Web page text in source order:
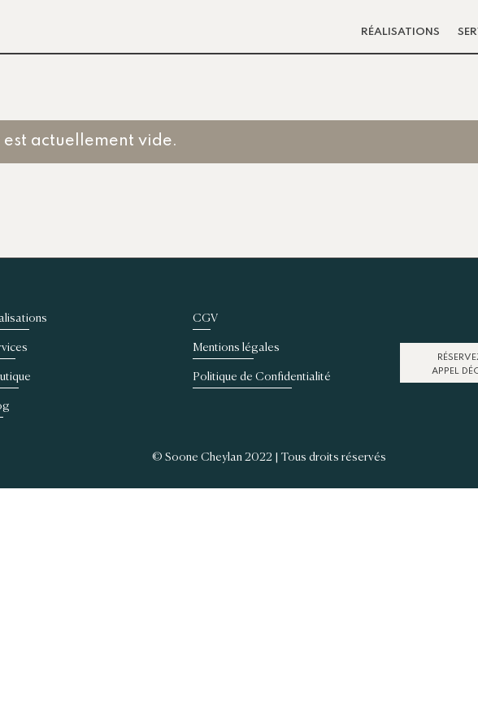
RÉALISATIONS
actuellement vide.
CGV
Mentions légales
Politique de Confidentialité
APPEL
© Soone Cheylan 2022 | Tous droits réservés